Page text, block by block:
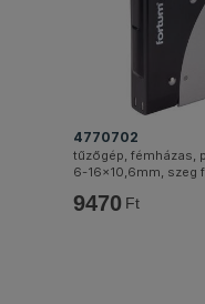
4770702
tűzőgép, fémházas,
6-16×10,6mm, szeg
9470 Ft